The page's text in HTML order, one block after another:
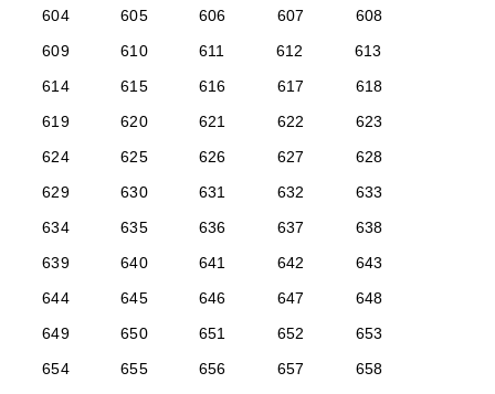
604
605 606 607
608
609
610 611 612
613
614
615 616 617
618
619
620 621 622
623
624
625 626 627
628
629
630 631 632
633
634
635 636 637
638
639
640 641 642
643
644
645 646 647
648
649
650 651 652
653
654
655 656 657
658